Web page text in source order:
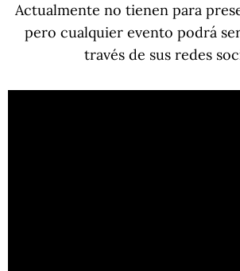
Actualmente no tienen para
pero cualquier evento podrá
través de sus redes